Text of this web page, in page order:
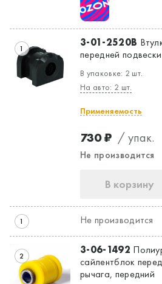
Да, верно Нет,
1 3-01-2520B
передней
В упаковке: 2 шт.
На авто: 2 шт.
Применяемость
730 ₽ / упак.
Не производится
В корзину
1 Не производится
2 3-06-1492
сайлентблок
рычага, передний